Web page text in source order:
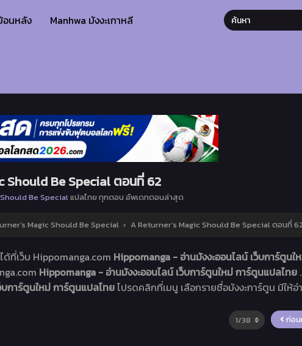
อนหลัง Manhwa มังงะเกาหลี
Should Be Special ตอนที่ 62
Be Specialแปลไทย ทุกตอน อัพเดทตอนล่าสุด
Magic Should Be Special › A Returner’s Magic Should Be Special ตอนที่ 62
ได้ที่เว็บ Hippomanga.com Hippomanga - อ่านมังงะออนไลน์ เว็บการ์ตูน
Hippomanga - อ่านมังงะออนไลน์ เว็บการ์ตูนใหม่ การ์ตูนแปลไทย
การ์ตูนใหม่ การ์ตูนแปลไทยโปรดคลิกที่เมนู เลือกรายชื่อมังงะการ์ตูน มีให้อ่
ก่อ